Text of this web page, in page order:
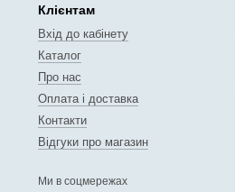
Клієнтам
Вхід до кабінету
Каталог
Про нас
Оплата і доставка
Контакти
Відгуки про магазин
Ми в соцмережах